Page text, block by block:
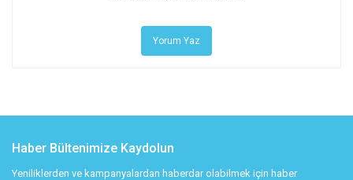
Yorum Yaz
Haber Bültenimize Kaydolun
Yeniliklerden ve kampanyalardan haberdar olabilmek için haber